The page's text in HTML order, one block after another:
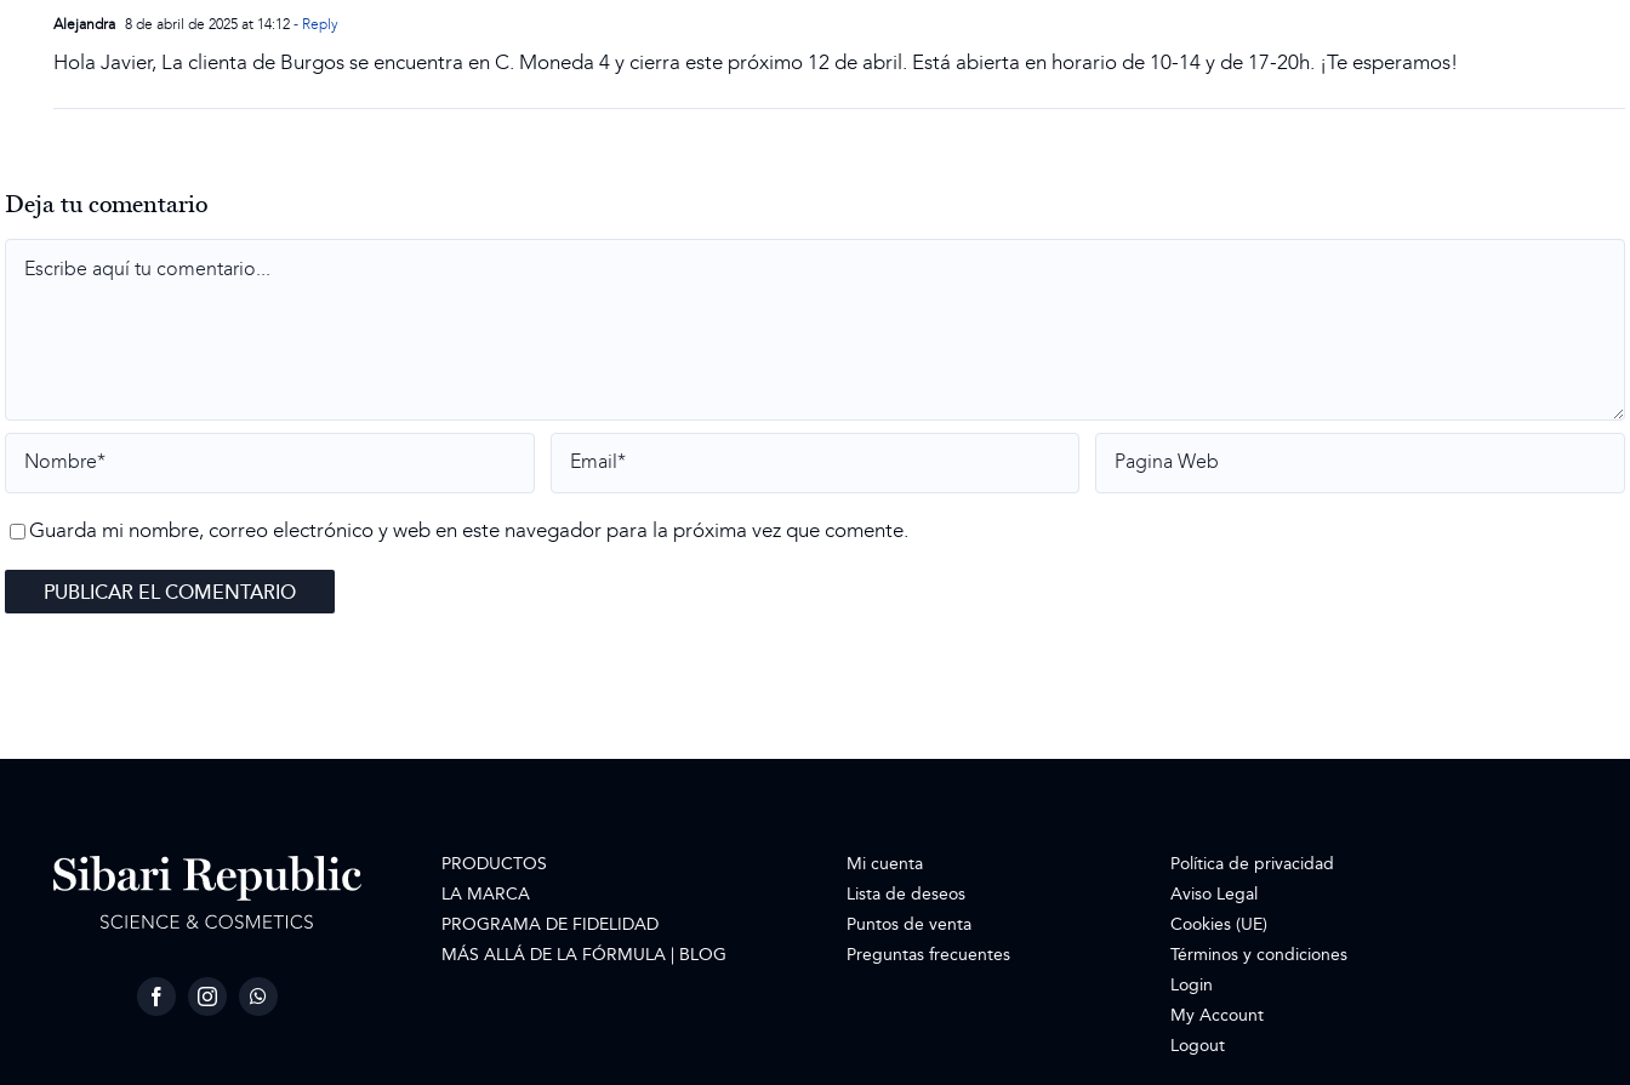
Alejandra 8 de abril de 2025 at 14:12- Reply
Hola Javier, La clienta de Burgos se encuentra en C. Moneda 4 y cierra este próximo 12 de abril. Está abierta en horario de 10-14 y de 17-20h. ¡Te esperamos!
Deja tu comentario
Comment
Guarda mi nombre, correo electrónico y web en este navegador para la próxima vez que comente.
PRODUCTOS
LA MARCA
PROGRAMA DE FIDELIDAD
MÁS ALLÁ DE LA FÓRMULA | BLOG
Mi cuenta
Lista de deseos
Puntos de venta
Preguntas frecuentes
Política de privacidad
Aviso Legal
Cookies (UE)
Términos y condiciones
Login
My Account
Logout